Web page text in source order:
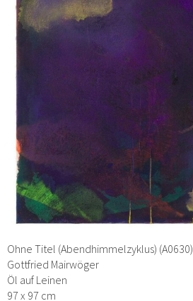
Ohne Titel (Abendhimmelzyklus) (A0630)
Gottfried Mairwöger
Öl auf Leinen
97 x 97 cm